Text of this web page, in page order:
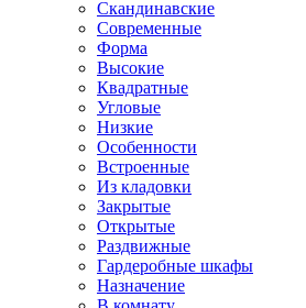
Скандинавские
Современные
Форма
Высокие
Квадратные
Угловые
Низкие
Особенности
Встроенные
Из кладовки
Закрытые
Открытые
Раздвижные
Гардеробные шкафы
Назначение